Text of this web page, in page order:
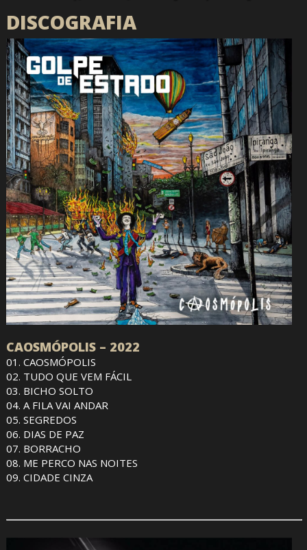
DISCOGRAFIA
CAOSMÓPOLIS – 2022
01. CAOSMÓPOLIS
02. TUDO QUE VEM FÁCIL
03. BICHO SOLTO
04. A FILA VAI ANDAR
05. SEGREDOS
06. DIAS DE PAZ
07. BORRACHO
08. ME PERCO NAS NOITES
09. CIDADE CINZA